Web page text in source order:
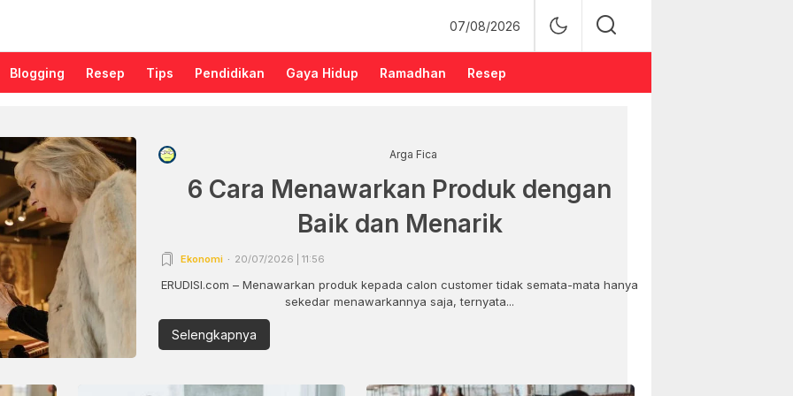
07/08/2026
Blogging Resep Tips Pendidikan Gaya Hidup Ramadhan Resep
Arga Fica
6 Cara Menawarkan Produk dengan
Baik dan Menarik
Ekonomi 20/07/2026 | 11:56
ERUDISI.com – Menawarkan produk kepada calon customer tidak semata-mata hanya
sekedar menawarkannya saja, ternyata...
Selengkapnya